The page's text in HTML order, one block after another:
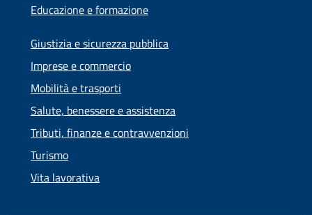
Educazione e formazione
Giustizia e sicurezza pubblica
Imprese e commercio
Mobilità e trasporti
Salute, benessere e assistenza
Tributi, finanze e contravvenzioni
Turismo
Vita lavorativa